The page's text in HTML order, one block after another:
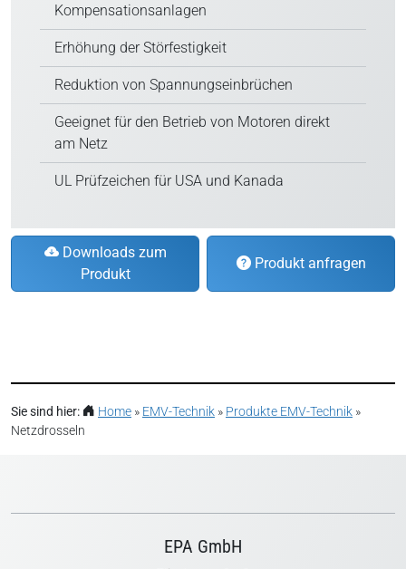
Kompensationsanlagen
Erhöhung der Störfestigkeit
Reduktion von Spannungseinbrüchen
Geeignet für den Betrieb von Motoren direkt
am Netz
UL Prüfzeichen für USA und Kanada
Downloads zum
Produkt
Produkt anfragen
Sie sind hier: Home » EMV-Technik » Produkte EMV-Technik »
Netzdrosseln
EPA GmbH